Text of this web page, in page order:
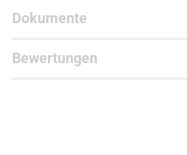
Dokumente
Bewertungen